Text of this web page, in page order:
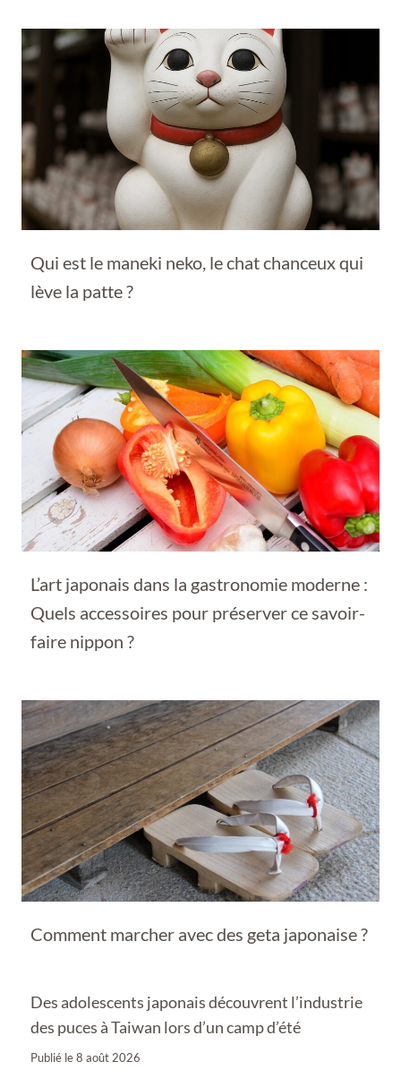
Qui est le maneki neko, le chat chanceux qui
lève la patte ?
L’art japonais dans la gastronomie moderne :
Quels accessoires pour préserver ce savoir-
faire nippon ?
Comment marcher avec des geta japonaise ?
Des adolescents japonais découvrent l’industrie
des puces à Taiwan lors d’un camp d’été
Publié le8 août 2026